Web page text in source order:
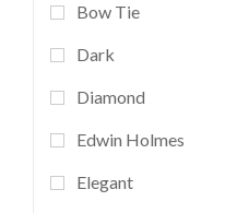
Bow Tie
Dark
Diamond
Edwin Holmes
Elegant